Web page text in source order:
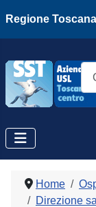
Regione Toscana
Home
Direzione